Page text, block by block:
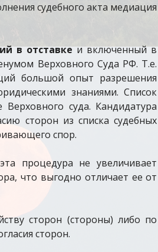
судебного акта медиация
в отставкеи включенный в
Верховного Суда РФ. Т.е.
большой опыт разрешения
знаниями. Список
суда. Кандидатура
сторон из списка судебных
спор.
процедура не увеличивает
что выгодно отличает ее от
сторон (стороны) либо по
сторон.